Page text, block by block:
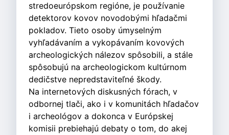
stredoeurópskom regióne, je používanie
detektorov kovov novodobými hľadačmi
pokladov. Tieto osoby úmyselným
vyhľadávaním a vykopávaním kovových
archeologických nálezov spôsobili, a stále
spôsobujú na archeologickom kultúrnom
dedičstve nepredstaviteľné škody.
Na internetových diskusných fórach, v
odbornej tlači, ako i v komunitách hľadačov
i archeológov a dokonca v Európskej
komisii prebiehajú debaty o tom, do akej